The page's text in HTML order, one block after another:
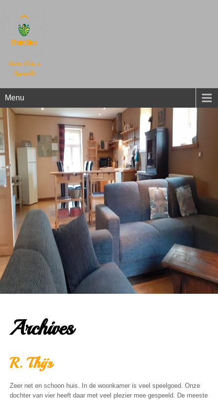
Notre Gite a
Aywaille
Menu
Archives
R. Thijs
Zeer net en schoon huis. In de woonkamer is veel speelgoed. Onze
dochter van vier heeft daar met veel plezier mee gespeeld. De meeste